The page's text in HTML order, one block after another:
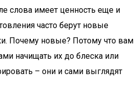
слова имеет ценность еще и
часто берут новые
Почему новые? Потому что вам
начищать их до блеска или
– они и сами выглядят